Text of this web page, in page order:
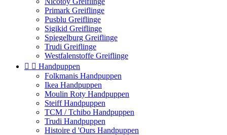
Primark Greiflinge
Pusblu Greiflinge
Sigikid Greiflinge
Spiegelburg Greiflinge
Trudi Greiflinge
Westfalenstoffe Greiflinge
  Handpuppen
Folkmanis Handpuppen
Ikea Handpuppen
Moulin Roty Handpuppen
Steiff Handpuppen
TCM / Tchibo Handpuppen
Trudi Handpuppen
Histoire d 'Ours Handpuppen